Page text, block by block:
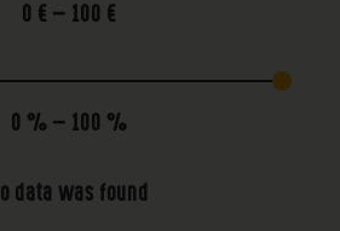
0 € — 100 €
0 % — 100 %
data was found